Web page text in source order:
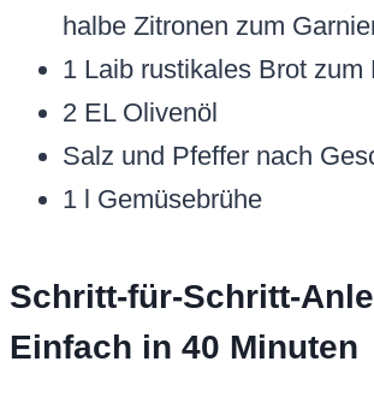
halbe Zitronen zum
1 Laib rustikales Brot zum
2 EL Olivenöl
Salz und Pfeffer nach
1 l Gemüsebrühe
Schritt-für-Schritt-
Einfach in 40 Minuten